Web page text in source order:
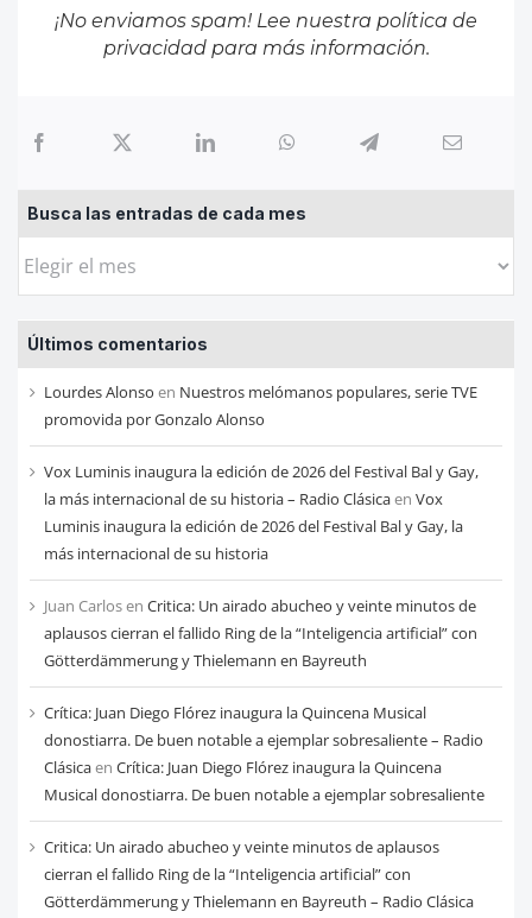
¡No enviamos spam! Lee nuestra política de
privacidadpara más información.
Busca las entradas de cada mes
Busca
entradas
de
cada
mes
Últimos comentarios
Lourdes Alonso en Nuestros melómanos populares, serie TVE
promovida por Gonzalo Alonso
Vox Luminis inaugura la edición de 2026 del Festival Bal y Gay,
la más internacional de su historia – Radio Clásicaen Vox
Luminis inaugura la edición de 2026 del Festival Bal y Gay, la
más internacional de su historia
Juan Carlosen Critica: Un airado abucheo y veinte minutos de
aplausos cierran el fallido Ring de la “Inteligencia artificial” con
Götterdämmerung y Thielemann en Bayreuth
Crítica: Juan Diego Flórez inaugura la Quincena Musical
donostiarra. De buen notable a ejemplar sobresaliente – Radio
Clásicaen Crítica: Juan Diego Flórez inaugura la Quincena
Musical donostiarra. De buen notable a ejemplar sobresaliente
Critica: Un airado abucheo y veinte minutos de aplausos
cierran el fallido Ring de la “Inteligencia artificial” con
Götterdämmerung y Thielemann en Bayreuth – Radio Clásica